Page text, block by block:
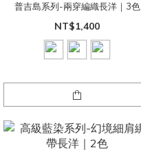
普吉島系列-兩穿編織長洋｜3色
NT$1,400